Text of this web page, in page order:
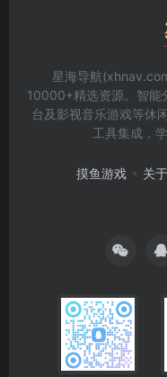
星海导航
10000+精选资源。智能
台及影视音乐游戏等休
工具集成，
摸鱼游戏 关